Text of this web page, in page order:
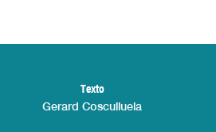
Texto
Gerard Cosculluela